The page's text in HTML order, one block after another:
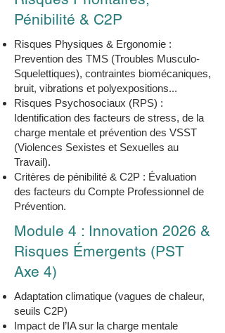
Pénibilité & C2P
Risques Physiques & Ergonomie :
Prevention des TMS (Troubles Musculo-
Squelettiques), contraintes biomécaniques,
bruit, vibrations et polyexpositions...
Risques Psychosociaux (RPS) :
Identification des facteurs de stress, de la
charge mentale et prévention des VSST
(Violences Sexistes et Sexuelles au
Travail).
Critères de pénibilité & C2P : Évaluation
des facteurs du Compte Professionnel de
Prévention.​
Module 4 : Innovation 2026 &
Risques Émergents (PST
Axe 4)
Adaptation climatique (vagues de chaleur,
seuils C2P)
Impact de l’IA sur la charge mentale